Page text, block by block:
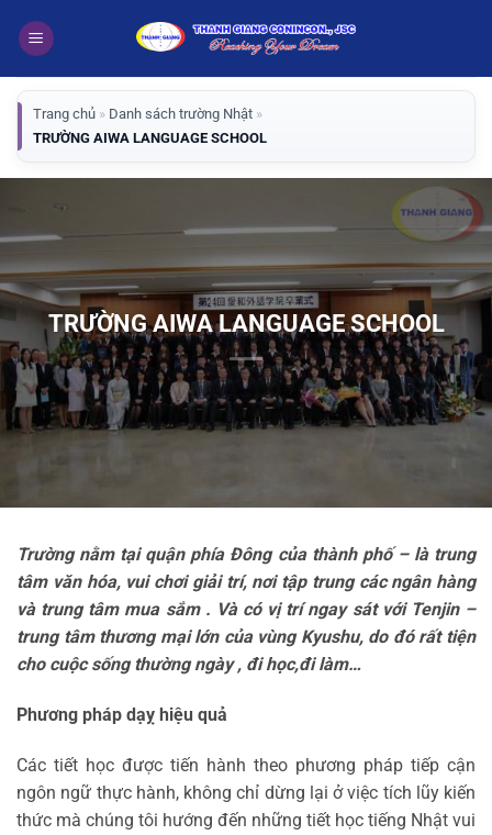
qua
dung
Trang chủ » Danh sách trường Nhật »
TRƯỜNG AIWA LANGUAGE SCHOOL
TRƯỜNG AIWA LANGUAGE SCHOOL
Trường nằm tại quận phía Đông của thành phố – là trung
tâm văn hóa, vui chơi giải trí, nơi tập trung các ngân hàng
và trung tâm mua sắm . Và có vị trí ngay sát với Tenjin –
trung tâm thương mại lớn của vùng Kyushu, do đó rất tiện
cho cuộc sống thường ngày , đi học,đi làm…
Phương pháp dạỵ hiệu quả
Các tiết học được tiến hành theo phương pháp tiếp cận
ngôn ngữ thực hành, không chỉ dừng lại ở việc tích lũy kiến
thức mà chúng tôi hướng đến những tiết học tiếng Nhật vui